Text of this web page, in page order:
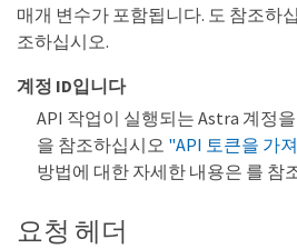
매개 변수가 포함됩니다. 도 참조하
조하십시오.
계정 ID입니다
API 작업이 실행되는 Astra 계정
을 참조하십시오 "API 토큰을 가
방법에 대한 자세한 내용은 를 참
요청 헤더